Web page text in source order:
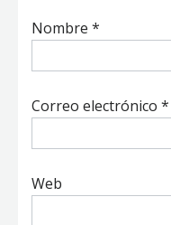
Nombre *
Correo electrónico *
Web